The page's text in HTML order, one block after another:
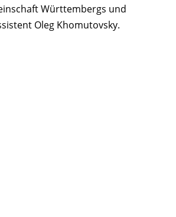
Württembergs und
Oleg Khomutovsky.